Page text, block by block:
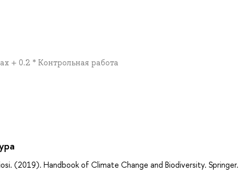
+ 0.2 * Контрольная работа
(2019). Handbook of Climate Change and Biodiversity. Springer.